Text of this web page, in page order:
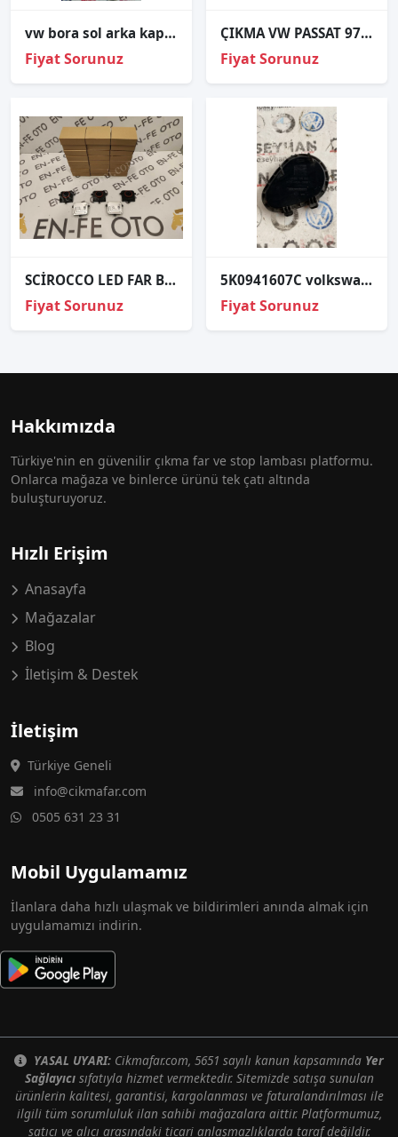
vw bora sol arka kapı tesisatı
Fiyat Sorunuz
ÇIKMA VW PASSAT 97-01 SAĞ ARKA STOP 3B5945096K
Fiyat Sorunuz
SCİROCCO LED FAR BEYNİ 4G0.907.697.J 4G0907697J 4G0 907 697 J
Fiyat Sorunuz
5K0941607C volkswagen golf 6 sol ön far kapağı
Fiyat Sorunuz
Hakkımızda
Türkiye'nin en güvenilir çıkma far ve stop lambası platformu.
Onlarca mağaza ve binlerce ürünü tek çatı altında
buluşturuyoruz.
Hızlı Erişim
Anasayfa
Mağazalar
Blog
İletişim & Destek
İletişim
Türkiye Geneli
info@cikmafar.com
0505 631 23 31
Mobil Uygulamamız
İlanlara daha hızlı ulaşmak ve bildirimleri anında almak için
uygulamamızı indirin.
YASAL UYARI: Cikmafar.com, 5651 sayılı kanun kapsamında Yer
Sağlayıcısıfatıyla hizmet vermektedir. Sitemizde satışa sunulan
ürünlerin kalitesi, garantisi, kargolanması ve faturalandırılması ile
ilgili tüm sorumluluk ilan sahibi mağazalara aittir. Platformumuz,
satıcı ve alıcı arasındaki ticari anlaşmazlıklarda taraf değildir.